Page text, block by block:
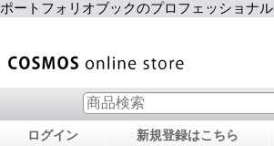
ポートフォリオブックのプロフェッショナル
ログイン 新規登録はこちら